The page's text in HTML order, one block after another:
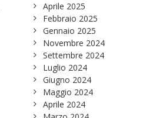
Aprile 2025
Febbraio 2025
Gennaio 2025
Novembre 2024
Settembre 2024
Luglio 2024
Giugno 2024
Maggio 2024
Aprile 2024